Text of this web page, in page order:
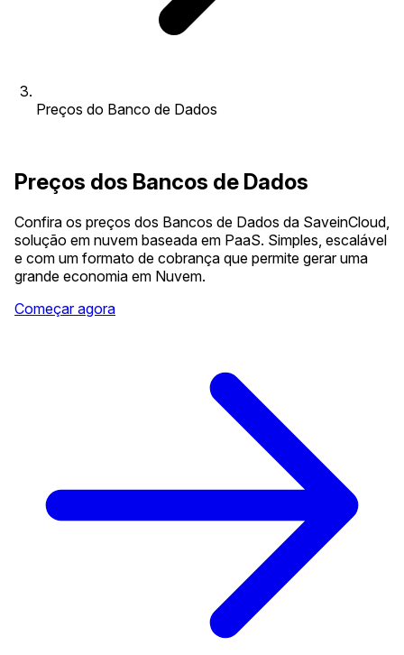
Preços do Banco de Dados
Preços dos Bancos de Dados
Confira os preços dos Bancos de Dados da SaveinCloud,
solução em nuvem baseada em PaaS. Simples, escalável
e com um formato de cobrança que permite gerar uma
grande economia em Nuvem.
Começar agora